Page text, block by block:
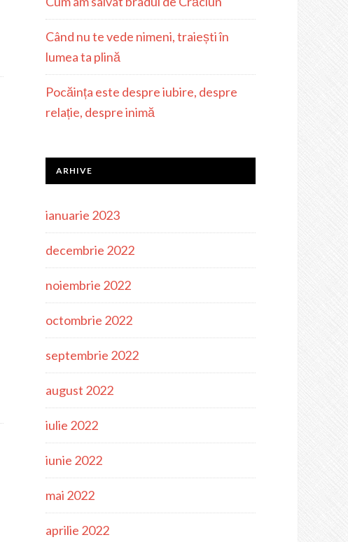
Când nu te vede nimeni, traiești în
lumea ta plină
Pocăința este despre iubire, despre
relație, despre inimă
ARHIVE
ianuarie 2023
decembrie 2022
noiembrie 2022
octombrie 2022
septembrie 2022
august 2022
iulie 2022
iunie 2022
mai 2022
aprilie 2022